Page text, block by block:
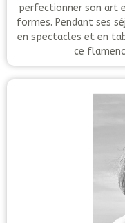
perfectionner son art
formes. Pendant ses
en spectacles et en
ce